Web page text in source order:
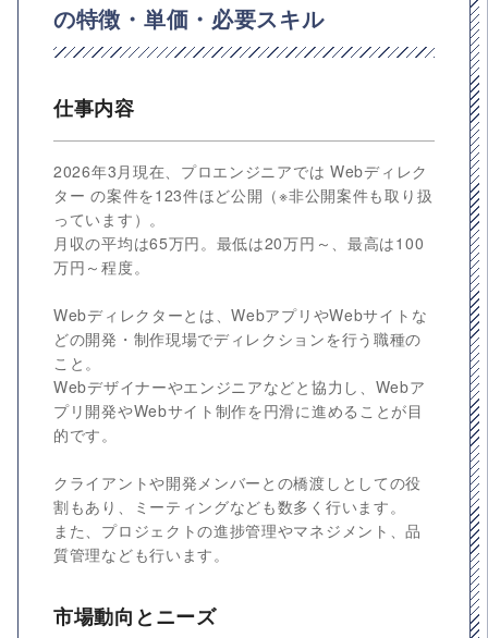
の特徴・単価・必要スキル
仕事内容
2026年3月現在、プロエンジニアでは Webディレク
ター の案件を123件ほど公開（※非公開案件も取り扱
っています）。
月収の平均は65万円。最低は20万円～、最高は100
万円～程度。
Webディレクターとは、WebアプリやWebサイトな
どの開発・制作現場でディレクションを行う職種の
こと。
Webデザイナーやエンジニアなどと協力し、Webア
プリ開発やWebサイト制作を円滑に進めることが目
的です。
クライアントや開発メンバーとの橋渡しとしての役
割もあり、ミーティングなども数多く行います。
また、プロジェクトの進捗管理やマネジメント、品
質管理なども行います。
市場動向とニーズ